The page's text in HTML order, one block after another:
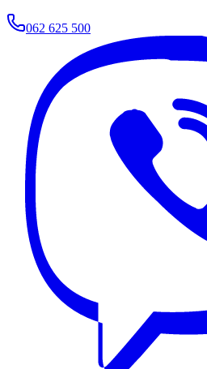
062 625 500